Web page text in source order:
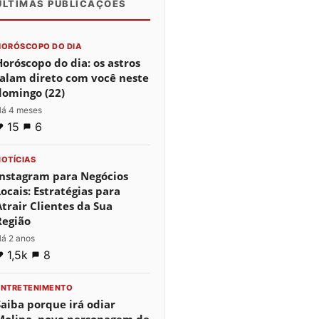
0 0PUBLICAÇÕES
DO DIA
do dia: os astros
direto com você neste
(22)
4 meses
15 6
para Negócios
Estratégias para
Clientes da Sua
2 anos
1,5k 8
porque irá odiar